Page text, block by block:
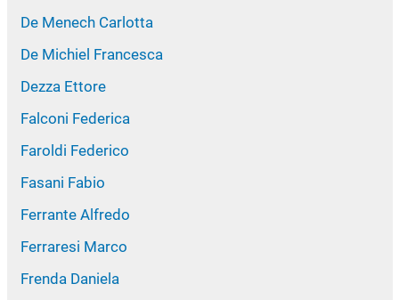
De Menech Carlotta
De Michiel Francesca
Dezza Ettore
Falconi Federica
Faroldi Federico
Fasani Fabio
Ferrante Alfredo
Ferraresi Marco
Frenda Daniela